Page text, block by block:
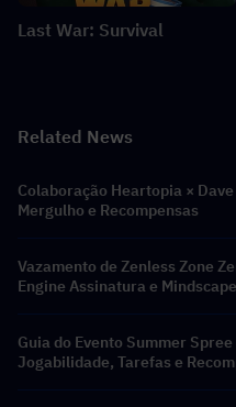
Last War: Survival
Related News
Colaboração Heartopia ×
Mergulho e Recompensas
Vazamento de Zenless Zone
Engine Assinatura e
Guia do Evento Summer
Jogabilidade, Tarefas e